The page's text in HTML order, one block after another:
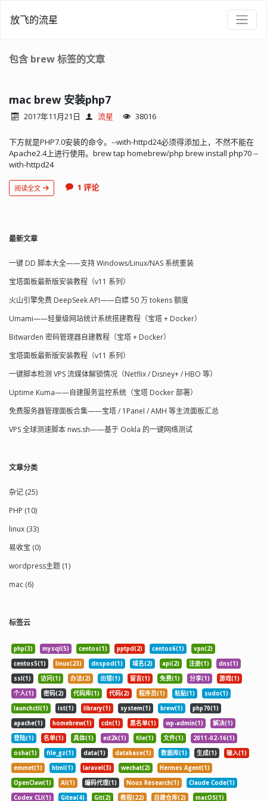
放飞的流星
包含 brew 标签的文章
mac brew 安装php7
2017年11月21日 流星 38016
下方就是PHP7.0安装的命令。--with-httpd24必须得添加上，不然不能在
Apache2.4上进行使用。brew tap homebrew/php brew install php70 --
with-httpd24
阅读全文 1 评论
最新文章
一键 DD 脚本大全——支持 Windows/Linux/NAS 系统重装
宝塔面板最新版安装教程（v11 系列）
火山引擎免费 DeepSeek API——白嫖 50 万 tokens 额度
Umami——轻量级网站统计系统搭建教程（宝塔 + Docker）
Bitwarden 密码管理器自建教程（宝塔 + Docker）
宝塔面板最新版安装教程（v11 系列）
一键脚本检测 VPS 流媒体解锁情况（Netflix / Disney+ / HBO 等）
Uptime Kuma——自建服务监控系统（宝塔 Docker 部署）
免费服务器管理面板合集——宝塔 / 1Panel / AMH 等主流面板汇总
VPS 全球测速脚本 nws.sh——基于 Ookla 的一键网络测试
文章分类
杂记 (25)
PHP (10)
linux (33)
易收宝 (0)
wordpress主题 (1)
mac (6)
标签云
php(3) mysql(5) centos(1) pptpd(2) centos6(1)
vpn(2)
centos5(1)
linux(23) dnspod(1) 域名(2) api(2) 注册(1)
dns(1)
ssl(1)
访问(1) 办法(2) 出错(1) 留言(1) 免费(1) 分享(1)
游戏(1)
个人(1)
密码(2) 代码库(1) 代码(2) 程序员(1) 粘贴(1)
sudo(1)
launchctl(1)
ist(1) library(1) system(1) brew(1)
php70(1)
apache(1)
homebrew(1) cdn(1) 黑名单(1) wp-admin(1)
解决(1)
登陆(1)
名单(1) 具体(1) ed2k(1) file(1) 文件(1)
2011-02-16(1)
osha(1)
file_gz(1) data(1) database(1) 数据库(1) 生成(1)
输入(1)
emmet(1)
html(1) laravel(3) wechat(2)
Hermes Agent(1)
OpenClaw(1)
AI(1) 编码代理(1) Nous Research(1)
Claude Code(1)
Codex CLI(1)
Gitea(4) Git(2) 教程(22) 自建仓库(2) macOS(1)